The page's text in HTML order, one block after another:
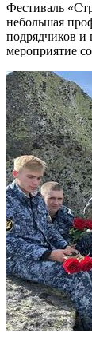
Фестиваль
небольшая
подрядчиков и
мероприятие